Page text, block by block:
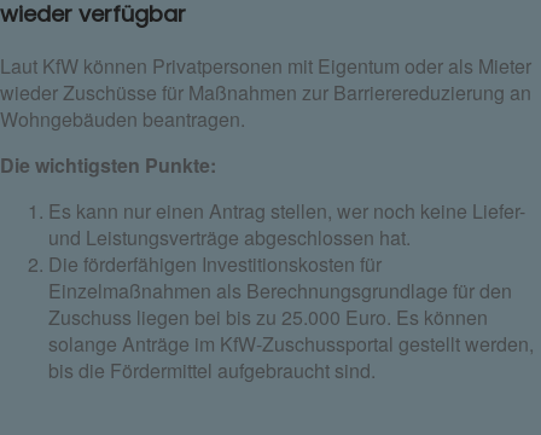
wieder verfügbar
Laut KfW können Privatpersonen mit Eigentum oder als Mieter
wieder Zuschüsse für Maßnahmen zur Barrierereduzierung an
Wohngebäuden beantragen.
Die wichtigsten Punkte:
Es kann nur einen Antrag stellen, wer noch keine Liefer-
und Leistungsverträge abgeschlossen hat.
Die förderfähigen Investitionskosten für
Einzelmaßnahmen als Berechnungsgrundlage für den
Zuschuss liegen bei bis zu 25.000 Euro. Es können
solange Anträge im KfW-Zuschussportal gestellt werden,
bis die Fördermittel aufgebraucht sind.